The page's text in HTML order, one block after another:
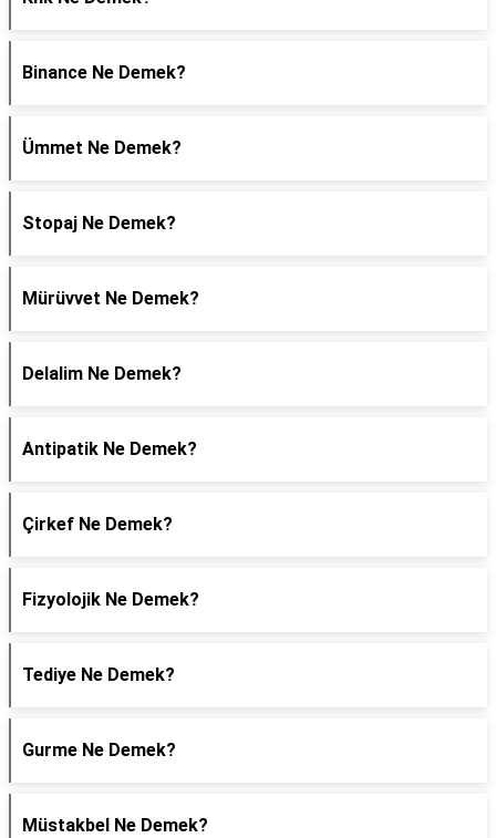
Binance Ne Demek?
Ümmet Ne Demek?
Stopaj Ne Demek?
Mürüvvet Ne Demek?
Delalim Ne Demek?
Antipatik Ne Demek?
Çirkef Ne Demek?
Fizyolojik Ne Demek?
Tediye Ne Demek?
Gurme Ne Demek?
Müstakbel Ne Demek?